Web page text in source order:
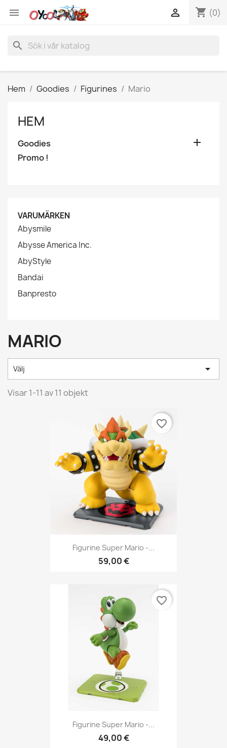
 shopping_cart (0)

search
Hem Goodies Figurines Mario
HEM
Goodies 
Promo !
VARUMÄRKEN
Abysmile
Abysse America Inc.
AbyStyle
Bandai
Banpresto
MARIO
Välj 
Visar 1-11 av 11 objekt
Figurine Super Mario -...
59,00 €
favorite_border
Figurine Super Mario -...
49,00 €
favorite_border